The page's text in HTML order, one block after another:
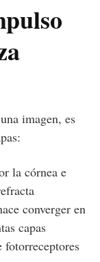
imagen, es
la córnea e
converger en
capas
fotorreceptores